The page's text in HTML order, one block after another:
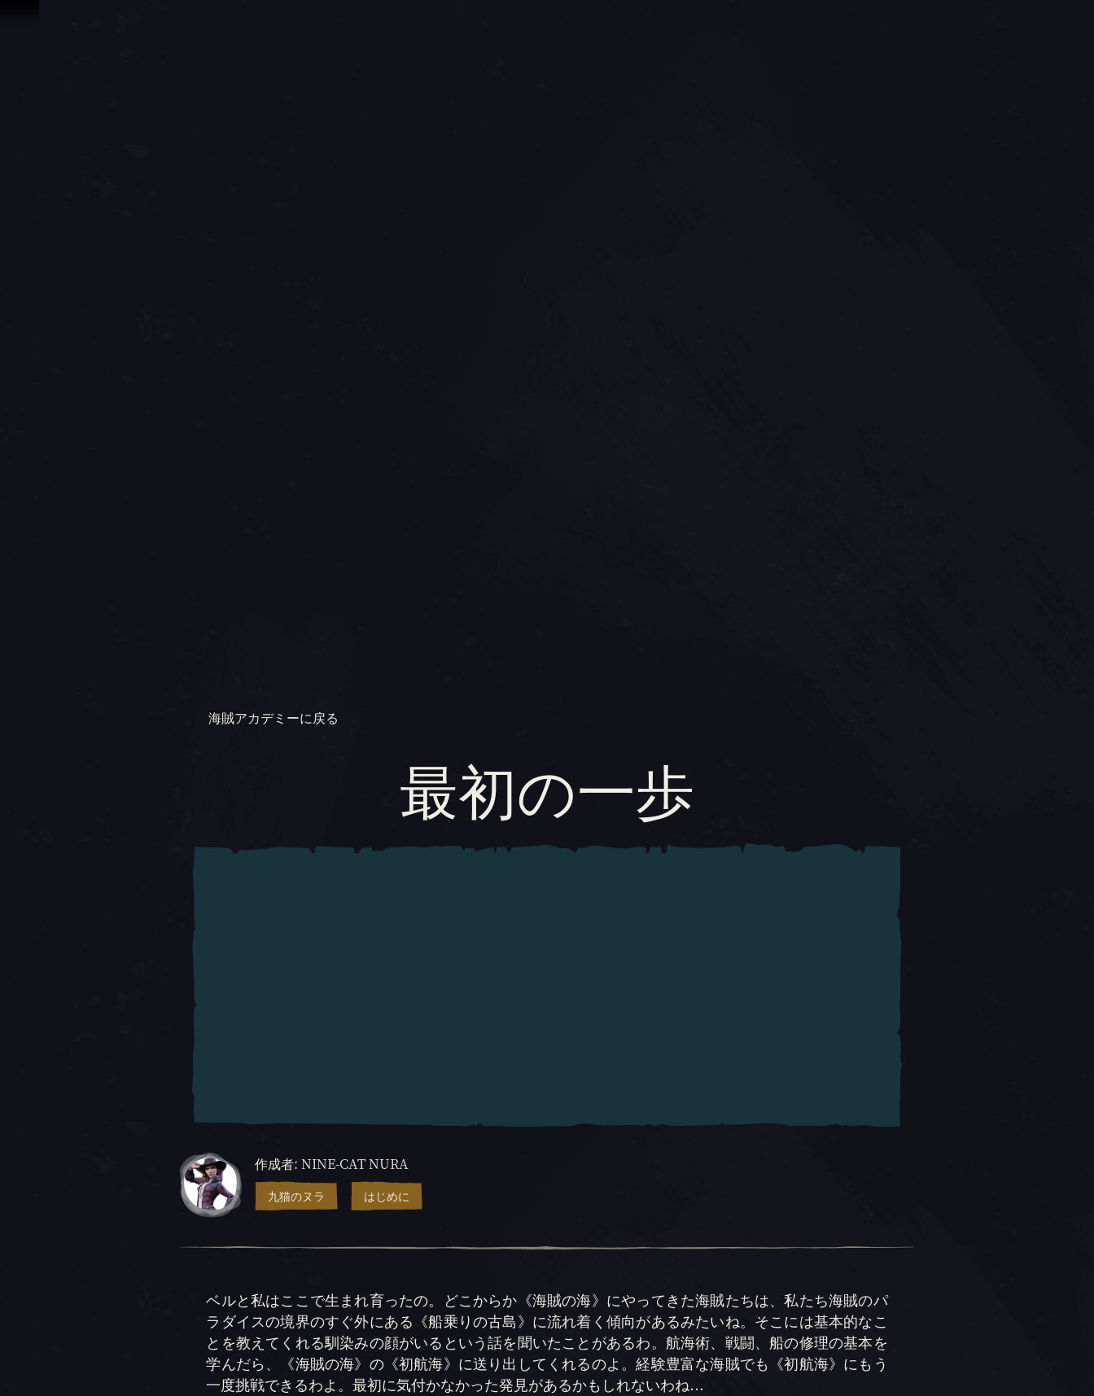
海賊アカデミーに戻る
最初の一歩
作成者: NINE-CAT NURA
九猫のヌラ はじめに
ベルと私はここで生まれ育ったの。どこからか《海賊の海》にやってきた海賊たちは、私たち海賊のパ
ラダイスの境界のすぐ外にある《船乗りの古島》に流れ着く傾向があるみたいね。そこには基本的なこ
とを教えてくれる馴染みの顔がいるという話を聞いたことがあるわ。航海術、戦闘、船の修理の基本を
学んだら、《海賊の海》の《初航海》に送り出してくれるのよ。経験豊富な海賊でも《初航海》にもう
一度挑戦できるわよ。最初に気付かなかった発見があるかもしれないわね...